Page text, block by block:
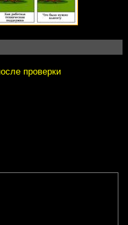
проверки